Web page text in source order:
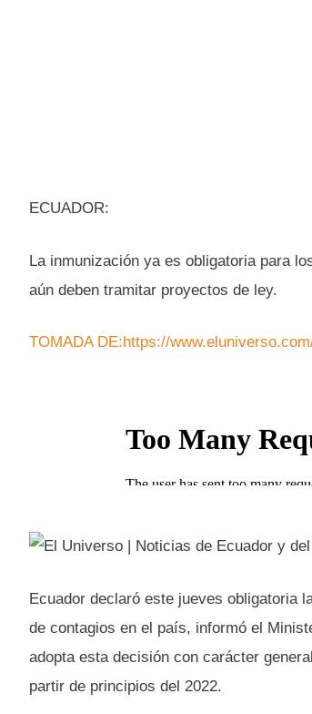
ECUADOR:
La inmunización ya es obligatoria para
aún deben tramitar proyectos de ley.
TOMADA DE:https://
Ecuador declaró este jueves obligatoria
de contagios en el país, informó el
adopta esta decisión con carácter
partir de principios del 2022.